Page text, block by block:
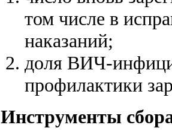
том числе в
наказаний;
доля ВИЧ-
профилактики
Инструменты